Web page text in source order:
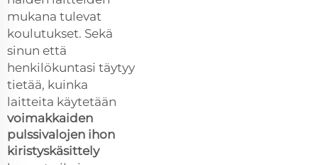
mukana tulevat
koulutukset. Sekä
sinun että
henkilökuntasi täytyy
tietää, kuinka
laitteita käytetään
voimakkaiden
pulssivalojen ihon
kiristyskäsittely